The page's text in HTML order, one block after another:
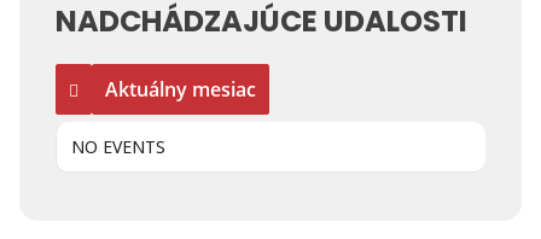
NADCHÁDZAJÚCE UDALOSTI
Aktuálny mesiac
NO EVENTS